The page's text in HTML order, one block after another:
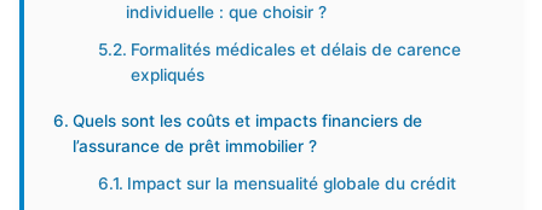
individuelle : que choisir ?
Formalités médicales et délais de carence
expliqués
Quels sont les coûts et impacts financiers de
l’assurance de prêt immobilier ?
Impact sur la mensualité globale du crédit